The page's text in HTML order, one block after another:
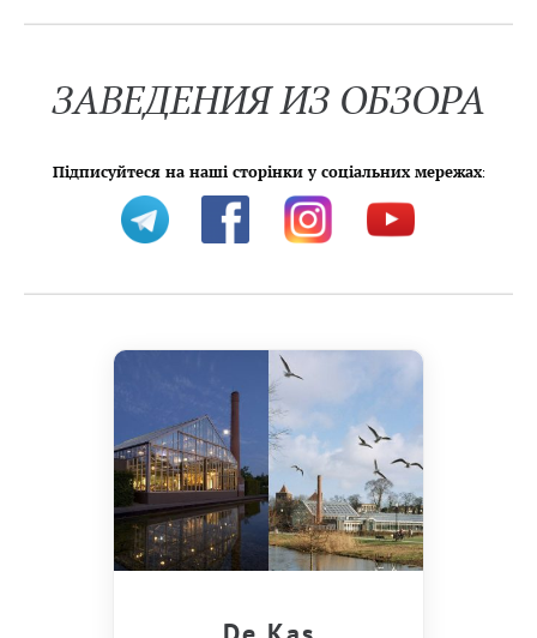
ЗАВЕДЕНИЯ ИЗ ОБЗОРА
Підписуйтеся на наші сторінки у соціальних мережах: